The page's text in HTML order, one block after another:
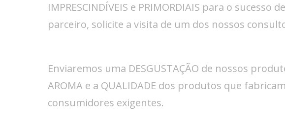
IMPRESCINDÍVEIS e PRIMORDIAIS para o
parceiro, solicite a visita de um dos nossos
Enviaremos uma DESGUSTAÇÃO de nossos
AROMA e a QUALIDADE dos produtos que
consumidores exigentes.